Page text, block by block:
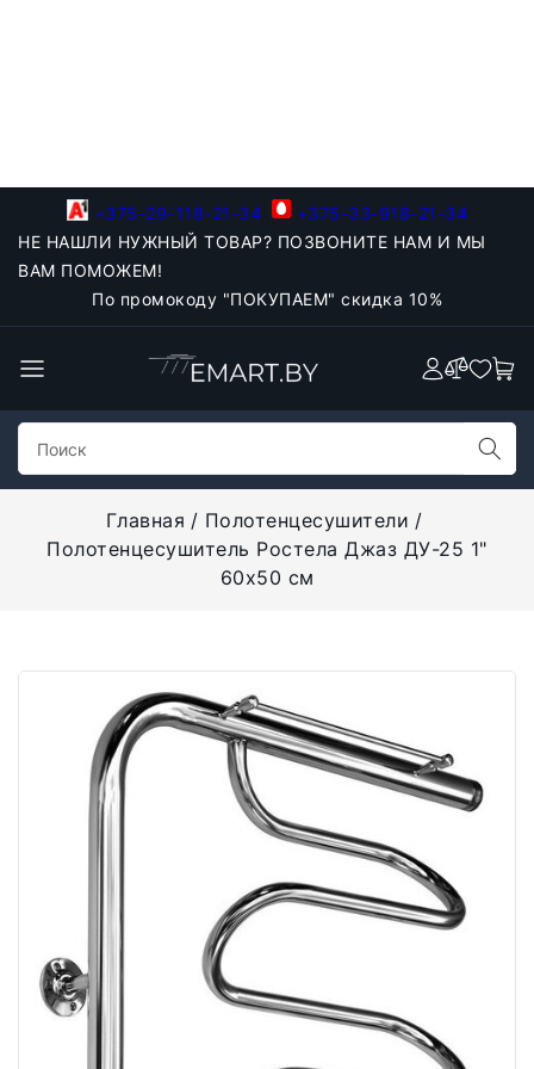
+375-29-118-21-34
+375-33-918-21-34
НЕ НАШЛИ НУЖНЫЙ ТОВАР? ПОЗВОНИТЕ НАМ И МЫ
ВАМ ПОМОЖЕМ!
По промокоду "ПОКУПАЕМ" скидка 10%
Главная
Полотенцесушители
Полотенцесушитель Ростела Джаз ДУ-25 1"
60x50 см